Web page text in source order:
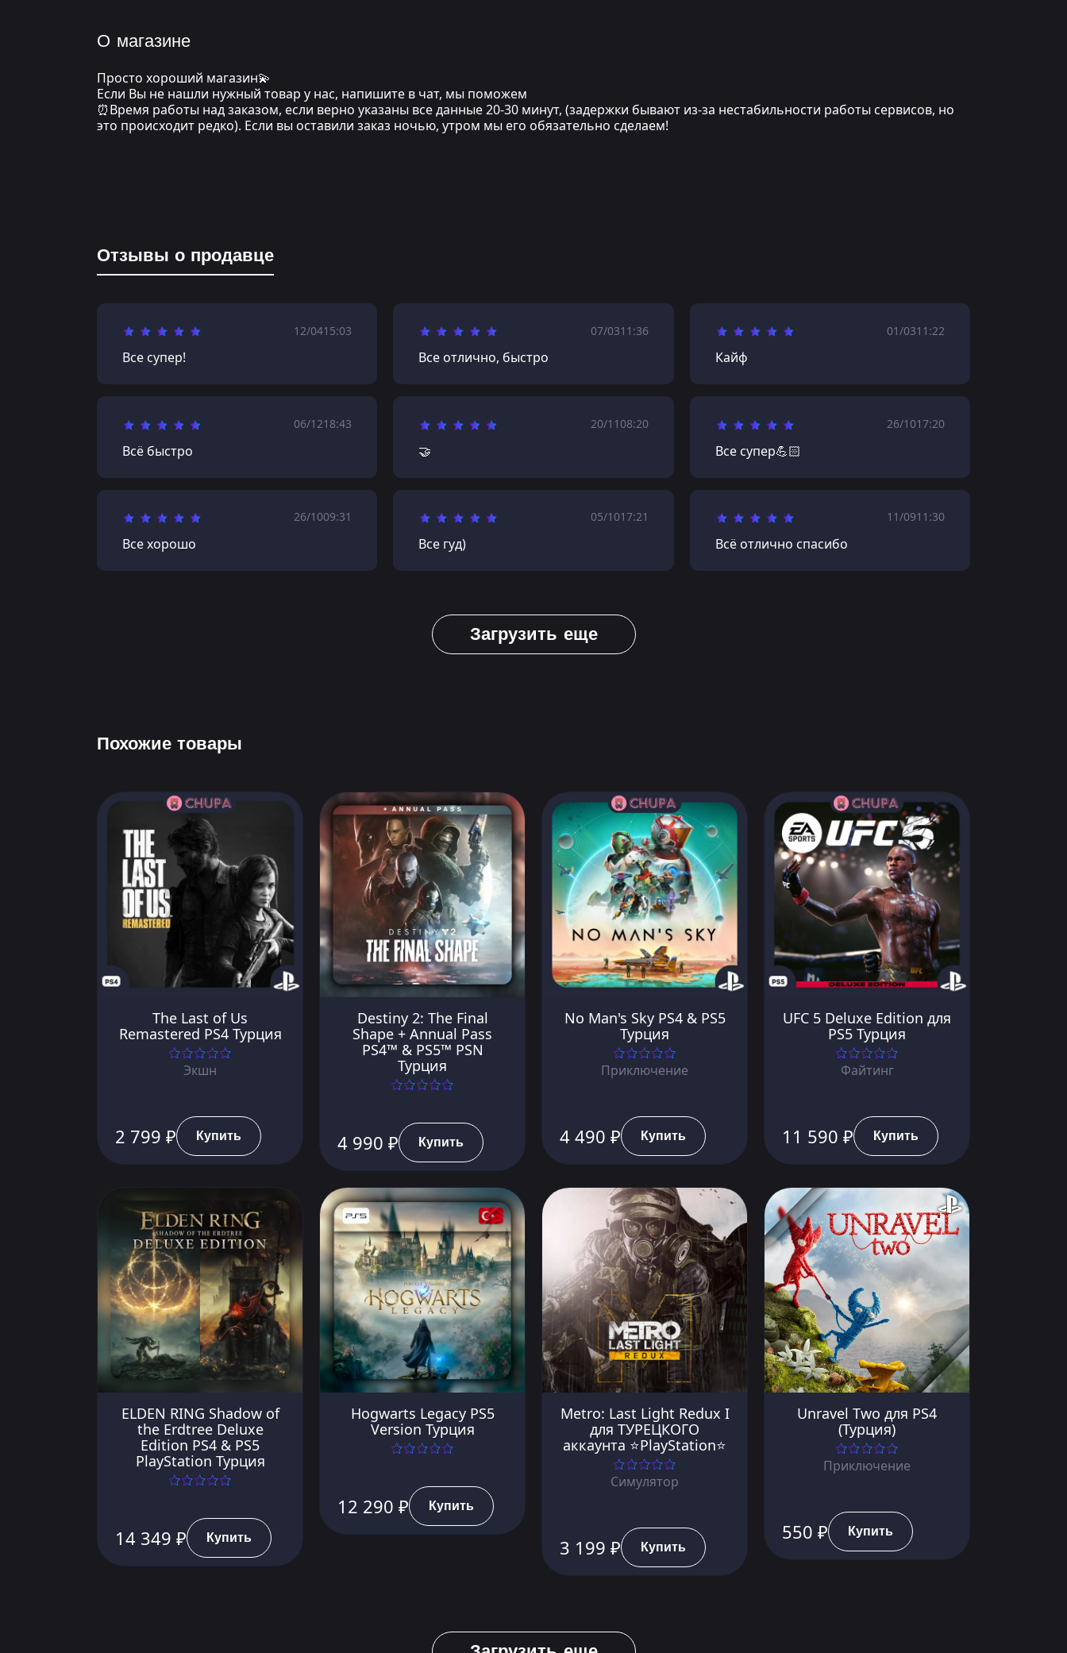
О магазине
Просто хороший магазин💫
Если Вы не нашли нужный товар у нас, напишите в чат, мы поможем
⏰Время работы над заказом, если верно указаны все данные 20-30 минут, (задержки бывают из-за нестабильности работы сервисов, но
это происходит редко). Если вы оставили заказ ночью, утром мы его обязательно сделаем!
Отзывы о продавце
12/0415:03
Все супер!
07/0311:36
Все отлично, быстро
01/0311:22
Кайф
06/1218:43
Всё быстро
20/1108:20
🤝
26/1017:20
Все супер💪🏻
26/1009:31
Все хорошо
05/1017:21
Все гуд)
11/0911:30
Всё отлично спасибо
Загрузить еще
Похожие товары
The Last of Us
Remastered PS4 Турция
Экшн
2 799 ₽ Купить
Destiny 2: The Final
Shape + Annual Pass
PS4™ & PS5™ PSN
Турция
4 990 ₽ Купить
No Man's Sky PS4 & PS5
Турция
Приключение
4 490 ₽ Купить
UFC 5 Deluxe Edition для
PS5 Турция
Файтинг
11 590 ₽ Купить
ELDEN RING Shadow of
the Erdtree Deluxe
Edition PS4 & PS5
PlayStation Турция
14 349 ₽ Купить
Hogwarts Legacy PS5
Version Турция
12 290 ₽ Купить
Metro: Last Light Redux I
для ТУРЕЦКОГО
аккаунта ⭐PlayStation⭐
Симулятор
3 199 ₽ Купить
Unravel Two для PS4
(Турция)
Приключение
550 ₽ Купить